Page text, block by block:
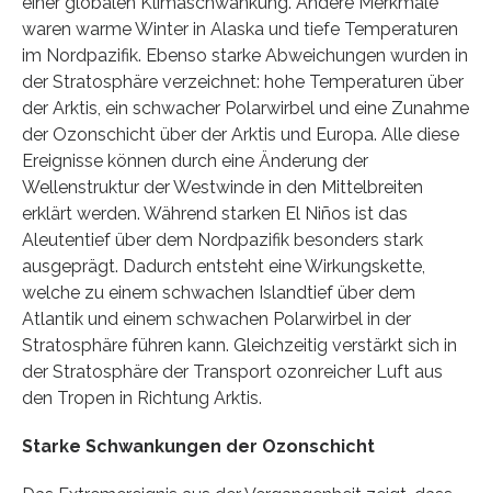
waren warme Winter in Alaska und tiefe Temperaturen
im Nordpazifik. Ebenso starke Abweichungen wurden in
der Stratosphäre verzeichnet: hohe Temperaturen über
der Arktis, ein schwacher Polarwirbel und eine Zunahme
der Ozonschicht über der Arktis und Europa. Alle diese
Ereignisse können durch eine Änderung der
Wellenstruktur der Westwinde in den Mittelbreiten
erklärt werden. Während starken El Niños ist das
Aleutentief über dem Nordpazifik besonders stark
ausgeprägt. Dadurch entsteht eine Wirkungskette,
welche zu einem schwachen Islandtief über dem
Atlantik und einem schwachen Polarwirbel in der
Stratosphäre führen kann. Gleichzeitig verstärkt sich in
der Stratosphäre der Transport ozonreicher Luft aus
den Tropen in Richtung Arktis.
Starke Schwankungen der Ozonschicht